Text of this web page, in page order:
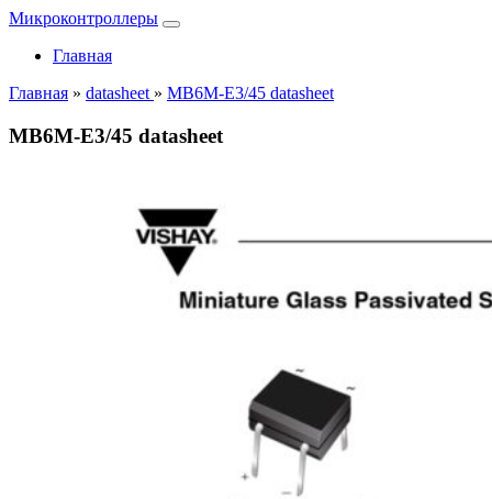
Микроконтроллеры
Главная
Главная » datasheet » MB6M-E3/45 datasheet
MB6M-E3/45 datasheet